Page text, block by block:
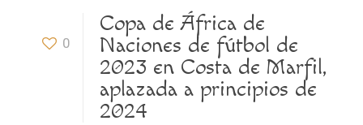
0
Copa de África de
Naciones de fútbol de
2023 en Costa de Marfil,
aplazada a principios de
2024